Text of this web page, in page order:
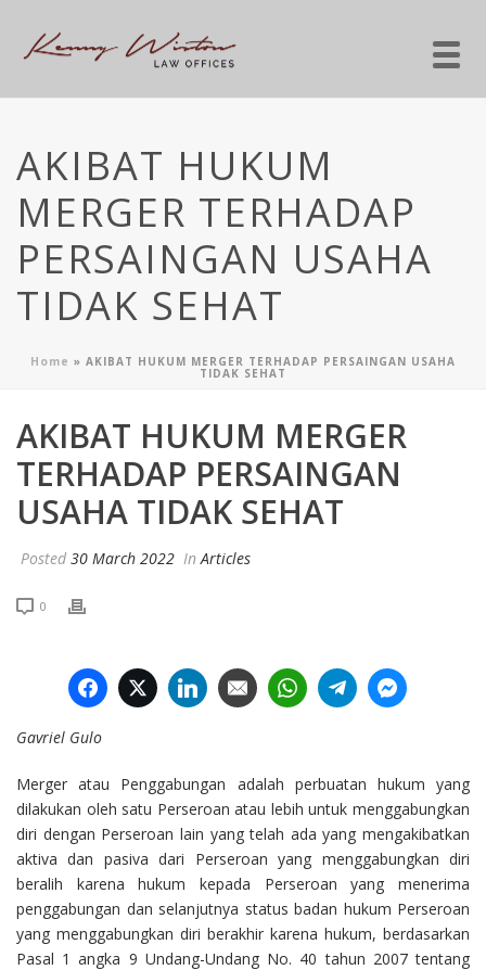
AKIBAT HUKUM
MERGER TERHADAP
PERSAINGAN USAHA
TIDAK SEHAT
Home » AKIBAT HUKUM MERGER TERHADAP PERSAINGAN USAHA
TIDAK SEHAT
AKIBAT HUKUM MERGER
TERHADAP PERSAINGAN
USAHA TIDAK SEHAT
Posted 30 March 2022 InArticles
0
FacebookTwitter LinkedInEmail WhatsAppTelegram
Gavriel Gulo
Merger atau Penggabungan adalah perbuatan hukum yang
dilakukan oleh satu Perseroan atau lebih untuk menggabungkan
diri dengan Perseroan lain yang telah ada yang mengakibatkan
aktiva dan pasiva dari Perseroan yang menggabungkan diri
beralih karena hukum kepada Perseroan yang menerima
penggabungan dan selanjutnya status badan hukum Perseroan
yang menggabungkan diri berakhir karena hukum, berdasarkan
Pasal 1 angka 9 Undang-Undang No. 40 tahun 2007 tentang